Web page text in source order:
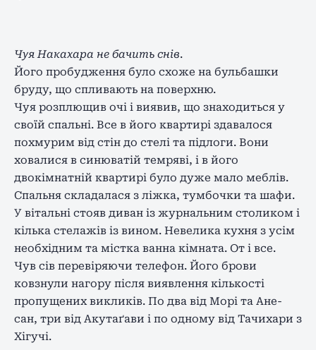
Чуя Накахара не бачить снів.
Його пробудження було схоже на бульбашки
бруду, що спливають на поверхню.
Чуя розплющив очі і виявив, що знаходиться у
своїй спальні. Все в його квартирі здавалося
похмурим від стін до стелі та підлоги. Вони
ховалися в синюватій темряві, і в його
двокімнатній квартирі було дуже мало меблів.
Спальня складалася з ліжка, тумбочки та шафи.
У вітальні стояв диван із журнальним столиком і
кілька стелажів із вином. Невелика кухня з усім
необхідним та містка ванна кімната. От і все.
Чув сів перевіряючи телефон. Його брови
ковзнули нагору після виявлення кількості
пропущених викликів. По два від Морі та Ане-
сан, три від Акутаґави і по одному від Тачихари з
Хігучі.